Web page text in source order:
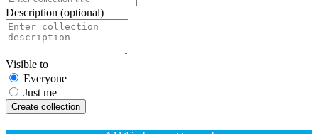
Description (optional)
Visible to
Everyone
Just me
Create collection